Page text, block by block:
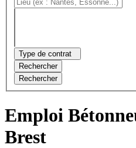
Type de contrat
Rechercher
Rechercher
Emploi
Brest